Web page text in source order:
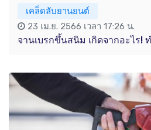
เคล็ดลับยานยนต์
23 เม.ย. 2566 เวลา 17:26 น.
จานเบรกขึ้นสนิม เกิดจากอะไร!